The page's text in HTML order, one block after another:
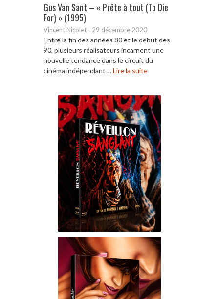
Gus Van Sant – « Prête à tout (To Die
For) » (1995)
Vincent Nicolet - 29 décembre 2020
Entre la fin des années 80 et le début des
90, plusieurs réalisateurs incarnent une
nouvelle tendance dans le circuit du
cinéma indépendant ...Lire la suite